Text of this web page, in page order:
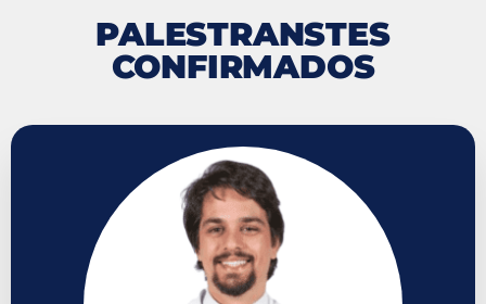
PALESTRANSTES
CONFIRMADOS